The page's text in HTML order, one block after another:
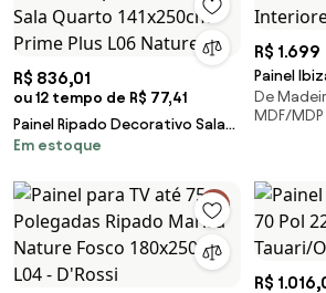
R$ 836,01
ou 12 tempo de R$ 77,41
Painel Ripado Decorativo Sala
Quarto 141x250cm Prime Plus
Em estoque
R$ 1.699
Painel
De
MDF/MDP
R$